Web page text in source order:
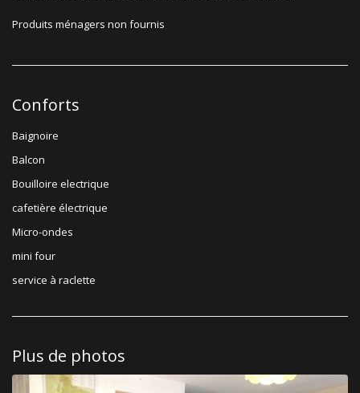
Produits ménagers non fournis
Conforts
Baignoire
Balcon
Bouilloire electrique
cafetière électrique
Micro-ondes
mini four
service à raclette
Plus de photos